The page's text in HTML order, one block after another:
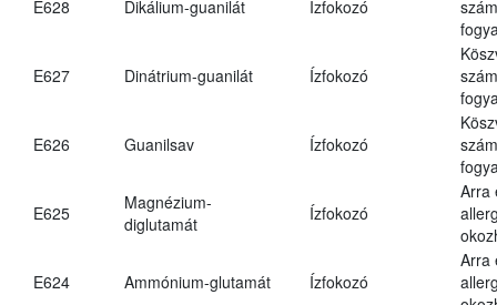
E628 Dikálium-guanilát Ízfokozó
E627 Dinátrium-guanilát Ízfokozó
E626 Guanilsav Ízfokozó
E625
Magnézium-
diglutamát
Ízfokozó
Arra
E624 Ammónium-glutamát Ízfokozó
Arra